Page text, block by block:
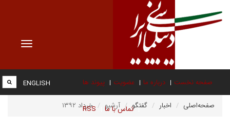
Toggle
صفحه نخست درباره ما عضویت پیوند ها
تماس با ما RSS
ENGLISH
صفحه‌اصلی اخبار گفتگو آرشیو خرداد ۱۳۹۲